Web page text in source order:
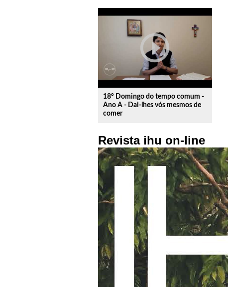
play_circle_outline
18º Domingo do tempo comum -
Ano A - Dai-lhes vós mesmos de
comer
Revista ihu on-line